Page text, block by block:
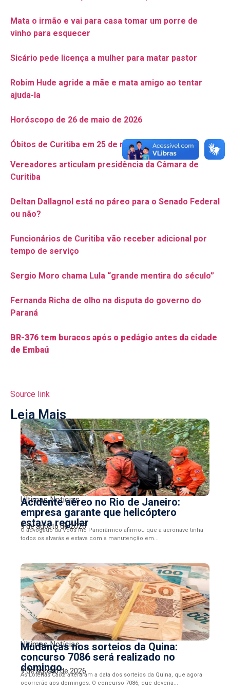
Mata o irmão e vai para casa tomar um porre de
vinho para esquecer
Sicário pede licença a mulher para matar pastor
Robim Hude agride a mãe e mata amigo ao tentar
ajuda-la
Horóscopo de 26 de maio de 2026
Óbitos de Curitiba em 25 de maio de 2026
Vereadores articulam presidência da Câmara de
Curitiba
Deltan Dallagnol está no páreo para o Senado Federal
ou não?
Funcionários de Curitiba vão receber adicional por
tempo de serviço
Sergio Moro chama Lula “grande mentira do século”
Fernanda Richa de olho na disputa do governo do
Paraná
BR-376 tem buracos após o pedágio antes da cidade
de Embaú
Source link
Leia Mais
Últimas Notícias
Acidente aéreo no Rio de Janeiro:
empresa garante que helicóptero
estava regular
9 de agosto de 2026
O advogado da Voos Rio Panorâmico afirmou que a aeronave tinha
todos os alvarás e estava com a manutenção em...
Últimas Notícias
Mudanças nos sorteios da Quina:
concurso 7086 será realizado no
domingo
9 de agosto de 2026
As Loterias Caixa alteraram a data dos sorteios da Quina, que agora
ocorrerão aos domingos. O concurso 7086, que deveria...